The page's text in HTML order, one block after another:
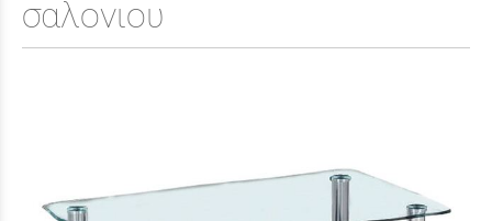
σαλονιου